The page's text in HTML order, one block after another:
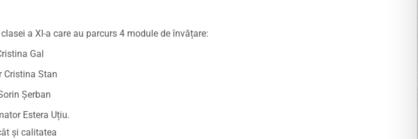
a XI-a care au parcurs 4 module de învățare:
Gal
Stan
Șerban
Estera Uțiu.
și calitatea